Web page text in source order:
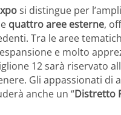
si distingue per
e quattro aree esterne,
Tra le aree
e molto
12 sarà riservato
Gli appassionati
anche un “Distretto